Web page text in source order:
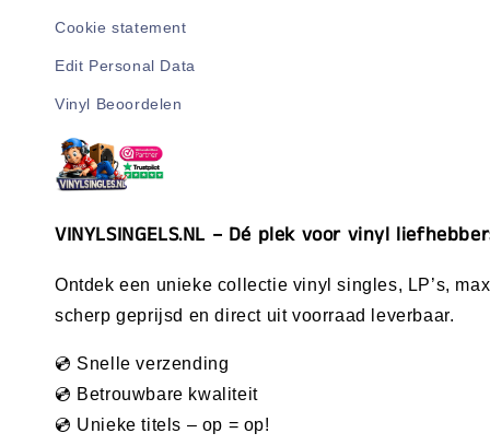
Cookie statement
Edit Personal Data
Vinyl Beoordelen
VINYLSINGELS.NL – Dé plek voor vinyl
Ontdek een unieke collectie vinyl singles, LP’s,
scherp geprijsd en direct uit voorraad leverbaar.
💿 Snelle verzending
💿 Betrouwbare kwaliteit
💿 Unieke titels – op = op!